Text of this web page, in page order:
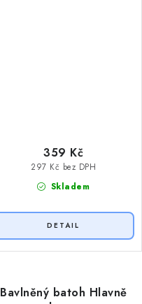
Skladem
297 Kč bez DPH
359 Kč
Bavlněný batoh Hlavně